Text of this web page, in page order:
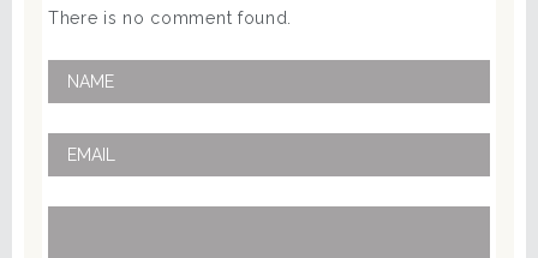
There is no comment found.